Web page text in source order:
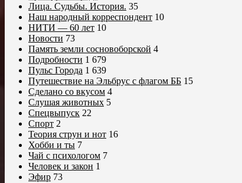
Лица. Судьбы. История. 35
Наш народный корреспондент 10
НИТИ — 60 лет 10
Новости 73
Память земли сосновоборской 4
Подробности 1 679
Пульс Города 1 639
Путешествие на Эльбрус с флагом ББ 15
Сделано со вкусом 4
Слушая животных 5
Спецвыпуск 22
Спорт 2
Теория струн и нот 16
Хобби и ты 7
Чай с психологом 7
Человек и закон 1
Эфир 73